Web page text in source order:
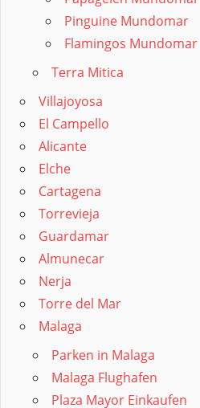
Pinguine Mundomar
Flamingos Mundomar
Terra Mitica
Villajoyosa
El Campello
Alicante
Elche
Cartagena
Torrevieja
Guardamar
Almunecar
Nerja
Torre del Mar
Malaga
Parken in Malaga
Malaga Flughafen
Plaza Mayor Einkaufen